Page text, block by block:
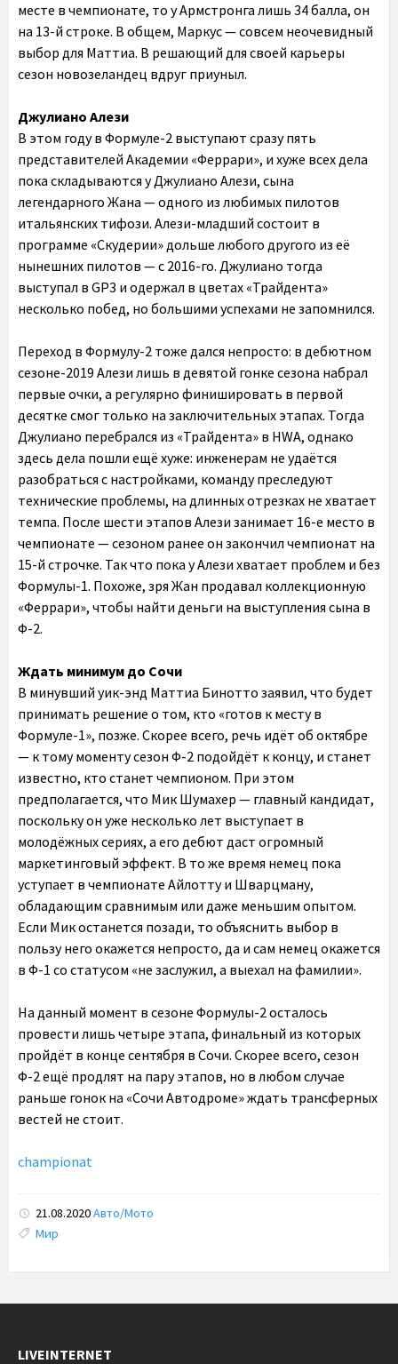
месте в чемпионате, то у Армстронга лишь 34 балла, он
на 13-й строке. В общем, Маркус — совсем неочевидный
выбор для Маттиа. В решающий для своей карьеры
сезон новозеландец вдруг приуныл.
Джулиано Алези
В этом году в Формуле-2 выступают сразу пять
представителей Академии «Феррари», и хуже всех дела
пока складываются у Джулиано Алези, сына
легендарного Жана — одного из любимых пилотов
итальянских тифози. Алези-младший состоит в
программе «Скудерии» дольше любого другого из её
нынешних пилотов — с 2016-го. Джулиано тогда
выступал в GP3 и одержал в цветах «Трайдента»
несколько побед, но большими успехами не запомнился.
Переход в Формулу-2 тоже дался непросто: в дебютном
сезоне-2019 Алези лишь в девятой гонке сезона набрал
первые очки, а регулярно финишировать в первой
десятке смог только на заключительных этапах. Тогда
Джулиано перебрался из «Трайдента» в HWA, однако
здесь дела пошли ещё хуже: инженерам не удаётся
разобраться с настройками, команду преследуют
технические проблемы, на длинных отрезках не хватает
темпа. После шести этапов Алези занимает 16-е место в
чемпионате — сезоном ранее он закончил чемпионат на
15-й строчке. Так что пока у Алези хватает проблем и без
Формулы-1. Похоже, зря Жан продавал коллекционную
«Феррари», чтобы найти деньги на выступления сына в
Ф-2.
Ждать минимум до Сочи
В минувший уик-энд Маттиа Бинотто заявил, что будет
принимать решение о том, кто «готов к месту в
Формуле-1», позже. Скорее всего, речь идёт об октябре
— к тому моменту сезон Ф-2 подойдёт к концу, и станет
известно, кто станет чемпионом. При этом
предполагается, что Мик Шумахер — главный кандидат,
поскольку он уже несколько лет выступает в
молодёжных сериях, а его дебют даст огромный
маркетинговый эффект. В то же время немец пока
уступает в чемпионате Айлотту и Шварцману,
обладающим сравнимым или даже меньшим опытом.
Если Мик останется позади, то объяснить выбор в
пользу него окажется непросто, да и сам немец окажется
в Ф-1 со статусом «не заслужил, а выехал на фамилии».
На данный момент в сезоне Формулы-2 осталось
провести лишь четыре этапа, финальный из которых
пройдёт в конце сентября в Сочи. Скорее всего, сезон
Ф-2 ещё продлят на пару этапов, но в любом случае
раньше гонок на «Сочи Автодроме» ждать трансферных
вестей не стоит.
championat
21.08.2020Авто/Мото
Tags:
Мир
LIVEINTERNET